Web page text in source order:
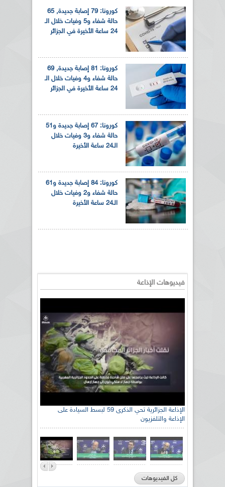
كورونا: 79 إصابة جديدة, 65
حالة شفاء و5 وفيات خلال الـ
24 ساعة الأخيرة في الجزائر
كورونا: 81 إصابة جديدة, 69
حالة شفاء و4 وفيات خلال الـ
24 ساعة الأخيرة في الجزائر
كورونا: 67 إصابة جديدة و51
حالة شفاء و3 وفيات خلال
الـ24 ساعة الأخيرة
كورونا: 84 إصابة جديدة و61
حالة شفاء و2 وفيات خلال
الـ24 ساعة الأخيرة
فيديوهات الإذاعة
الإذاعة الجزائرية تحي الذكرى 59 لبسط السيادة على
الإذاعة والتلفزيون
كل الفيديوهات